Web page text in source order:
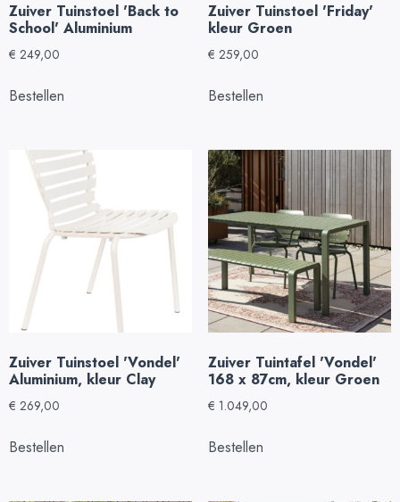
Zuiver Tuinstoel 'Back to
School' Aluminium
€ 249,00
Bestellen
Zuiver Tuinstoel 'Friday'
kleur Groen
€ 259,00
Bestellen
Zuiver Tuinstoel 'Vondel'
Aluminium, kleur Clay
€ 269,00
Bestellen
Zuiver Tuintafel 'Vondel'
168 x 87cm, kleur Groen
€ 1.049,00
Bestellen